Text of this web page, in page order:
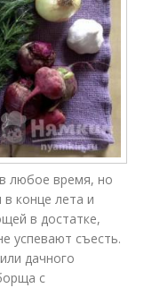
любое время, но
конце лета и
в достатке,
успевают съесть.
дачного
с